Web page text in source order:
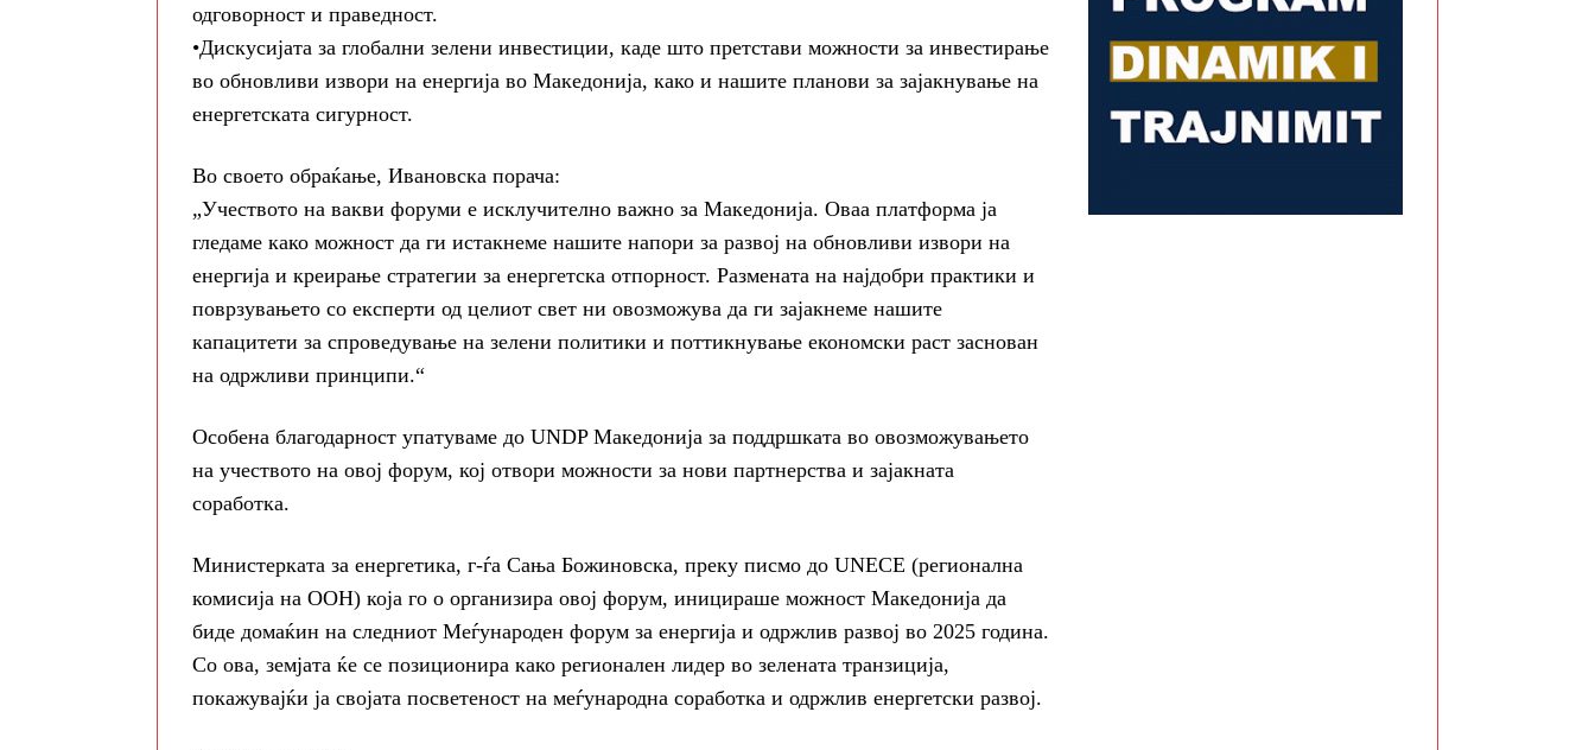
одговорност и праведност.
•Дискусијата за глобални зелени инвестиции, каде што претстави можности за инвестирање
во обновливи извори на енергија во Македонија, како и нашите планови за зајакнување на
енергетската сигурност.
Во своето обраќање, Ивановска порача:
„Учеството на вакви форуми е исклучително важно за Македонија. Оваа платформа ја
гледаме како можност да ги истакнеме нашите напори за развој на обновливи извори на
енергија и креирање стратегии за енергетска отпорност. Размената на најдобри практики и
поврзувањето со експерти од целиот свет ни овозможува да ги зајакнеме нашите
капацитети за спроведување на зелени политики и поттикнување економски раст заснован
на одржливи принципи.“
Особена благодарност упатуваме до UNDP Македонија за поддршката во овозможувањето
на учеството на овој форум, кој отвори можности за нови партнерства и зајакната
соработка.
Министерката за енергетика, г-ѓа Сања Божиновска, преку писмо до UNECE (регионална
комисија на ООН) која го о организира овој форум, иницираше можност Македонија да
биде домаќин на следниот Меѓународен форум за енергија и одржлив развој во 2025 година.
Со ова, земјата ќе се позиционира како регионален лидер во зелената транзиција,
покажувајќи ја својата посветеност на меѓународна соработка и одржлив енергетски развој.